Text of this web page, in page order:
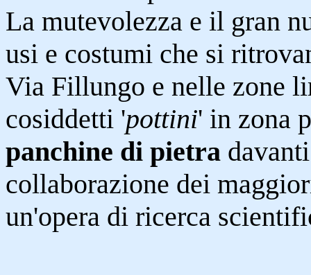
La mutevolezza e il gran
usi e costumi che si
Via Fillungo e nelle zone
cosiddetti 'pottini' in zona
panchine di pietra
collaborazione dei
un'opera di ricerca